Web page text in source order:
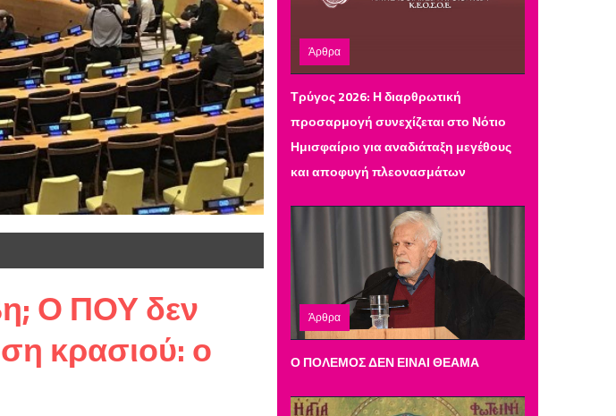
Ο ΠΟΥ δεν
κρασιού: ο
Άρθρα
Δευτέρα 30 Μαρτίου 2026 10:42
Τρύγος 2026: Η διαρθρωτική
προσαρμογή συνεχίζεται στο Νότιο
Ημισφαίριο για αναδιάταξη μεγέθους
και αποφυγή πλεονασμάτων
Άρθρα
Δευτέρα 09 Μαρτίου 2026 22:45
Ο ΠΟΛΕΜΟΣ ΔΕΝ ΕΙΝΑΙ ΘΕΑΜΑ